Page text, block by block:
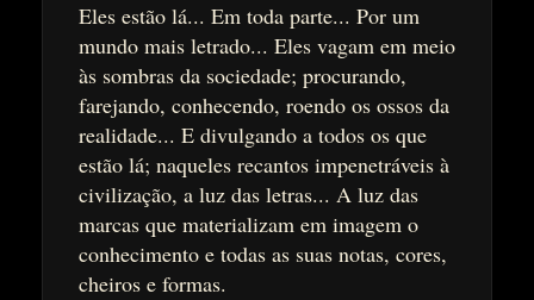
Eles estão lá... Em toda parte... Por um
mundo mais letrado... Eles vagam em meio
às sombras da sociedade; procurando,
farejando, conhecendo, roendo os ossos da
realidade... E divulgando a todos os que
estão lá; naqueles recantos impenetráveis à
civilização, a luz das letras... A luz das
marcas que materializam em imagem o
conhecimento e todas as suas notas, cores,
cheiros e formas.